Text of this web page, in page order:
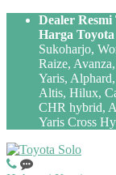
Dealer
Harga
Sukoharjo,
Raize,
Yaris,
Altis, Hilux,
CHR hybrid,
Yaris Cross